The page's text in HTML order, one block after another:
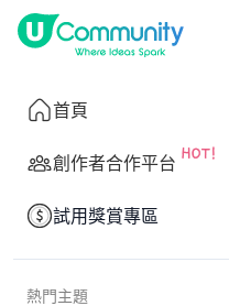
首頁
創作者合作平台
試用獎賞專區
熱門主題